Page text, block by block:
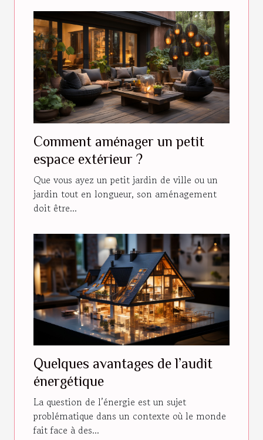
Comment aménager un petit
espace extérieur ?
Que vous ayez un petit jardin de ville ou un
jardin tout en longueur, son aménagement
doit être...
Quelques avantages de l’audit
énergétique
La question de l’énergie est un sujet
problématique dans un contexte où le monde
fait face à des...